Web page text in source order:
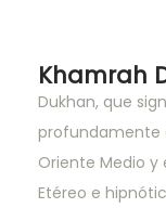
Khamrah
Dukhan, que
profundamente
Oriente Medio
Etéreo e